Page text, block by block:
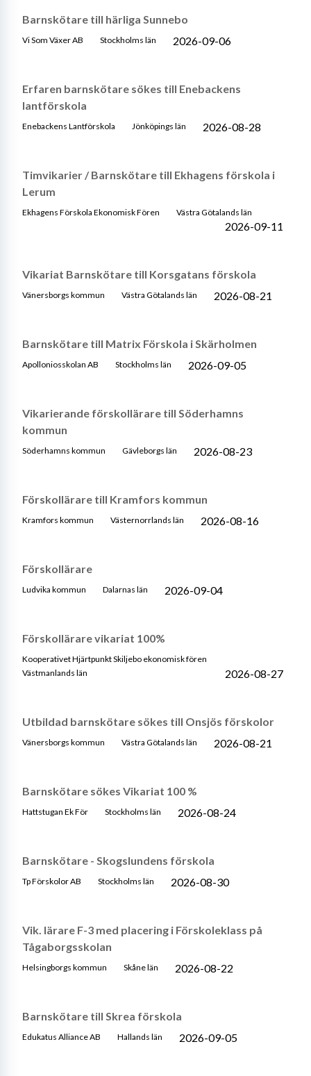
Barnskötare till härliga Sunnebo
Vi Som Växer AB Stockholms län 2026-09-06
Erfaren barnskötare sökes till Enebackens
lantförskola
Enebackens Lantförskola Jönköpings län 2026-08-28
Timvikarier / Barnskötare till Ekhagens förskola i
Lerum
Ekhagens Förskola Ekonomisk Fören Västra Götalands län
2026-09-11
Vikariat Barnskötare till Korsgatans förskola
Vänersborgs kommun Västra Götalands län 2026-08-21
Barnskötare till Matrix Förskola i Skärholmen
Apolloniosskolan AB Stockholms län 2026-09-05
Vikarierande förskollärare till Söderhamns
kommun
Söderhamns kommun Gävleborgs län 2026-08-23
Förskollärare till Kramfors kommun
Kramfors kommun Västernorrlands län 2026-08-16
Förskollärare
Ludvika kommun Dalarnas län 2026-09-04
Förskollärare vikariat 100%
Kooperativet Hjärtpunkt Skiljebo ekonomisk fören
Västmanlands län
2026-08-27
Utbildad barnskötare sökes till Onsjös förskolor
Vänersborgs kommun Västra Götalands län 2026-08-21
Barnskötare sökes Vikariat 100 %
Hattstugan Ek För Stockholms län 2026-08-24
Barnskötare - Skogslundens förskola
Tp Förskolor AB Stockholms län 2026-08-30
Vik. lärare F-3 med placering i Förskoleklass på
Tågaborgsskolan
Helsingborgs kommun Skåne län 2026-08-22
Barnskötare till Skrea förskola
Edukatus Alliance AB Hallands län 2026-09-05